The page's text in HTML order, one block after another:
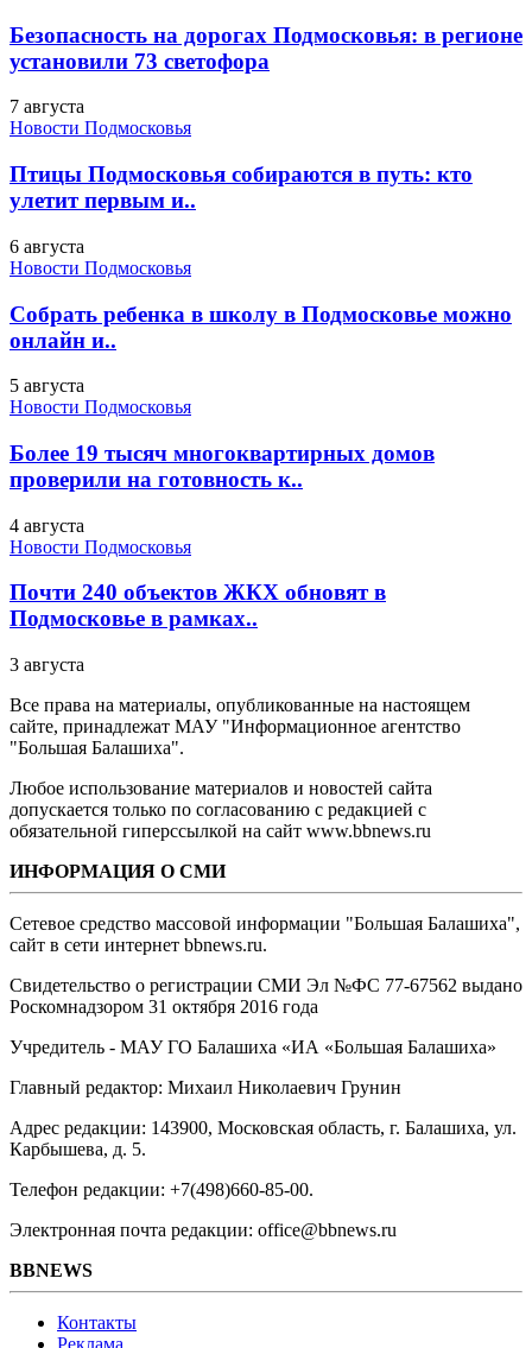
Безопасность на дорогах Подмосковья: в регионе
установили 73 светофора
7 августа
Новости Подмосковья
Птицы Подмосковья собираются в путь: кто
улетит первым и..
6 августа
Новости Подмосковья
Собрать ребенка в школу в Подмосковье можно
онлайн и..
5 августа
Новости Подмосковья
Более 19 тысяч многоквартирных домов
проверили на готовность к..
4 августа
Новости Подмосковья
Почти 240 объектов ЖКХ обновят в
Подмосковье в рамках..
3 августа
Все права на материалы, опубликованные на настоящем
сайте, принадлежат МАУ "Информационное агентство
"Большая Балашиха".
Любое использование материалов и новостей сайта
допускается только по согласованию с редакцией с
обязательной гиперссылкой на сайт www.bbnews.ru
ИНФОРМАЦИЯ О СМИ
Сетевое средство массовой информации "Большая Балашиха",
сайт в сети интернет bbnews.ru.
Свидетельство о регистрации СМИ Эл №ФС ‎77-67562 выдано
Роскомнадзором 31 октября 2016 года
Учредитель - МАУ ГО Балашиха «ИА «Большая Балашиха»
Главный редактор: Михаил Николаевич Грунин
Адрес редакции: 143900, Московская область, г. Балашиха, ул.
Карбышева, д. 5.
Телефон редакции: +7(498)660-85-00.
Электронная почта редакции: office@bbnews.ru
BBNEWS
Контакты